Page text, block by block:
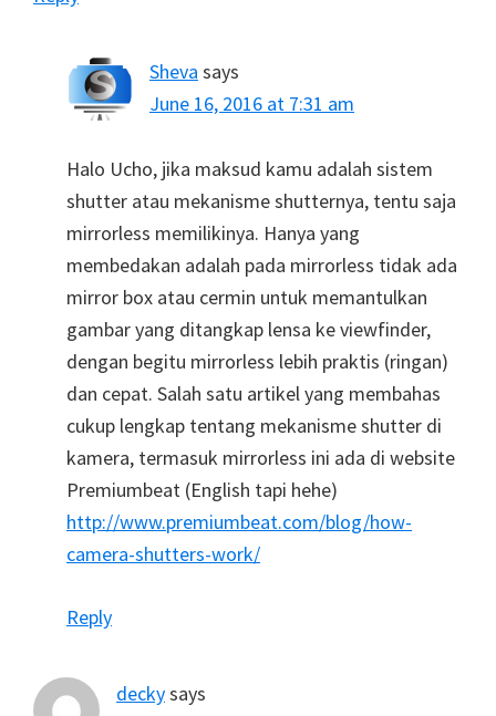
Sheva says
June 16, 2016 at 7:31 am
Halo Ucho, jika maksud kamu adalah sistem
shutter atau mekanisme shutternya, tentu saja
mirrorless memilikinya. Hanya yang
membedakan adalah pada mirrorless tidak ada
mirror box atau cermin untuk memantulkan
gambar yang ditangkap lensa ke viewfinder,
dengan begitu mirrorless lebih praktis (ringan)
dan cepat. Salah satu artikel yang membahas
cukup lengkap tentang mekanisme shutter di
kamera, termasuk mirrorless ini ada di website
Premiumbeat (English tapi hehe)
http://www.premiumbeat.com/blog/how-
camera-shutters-work/
Reply
deckysays